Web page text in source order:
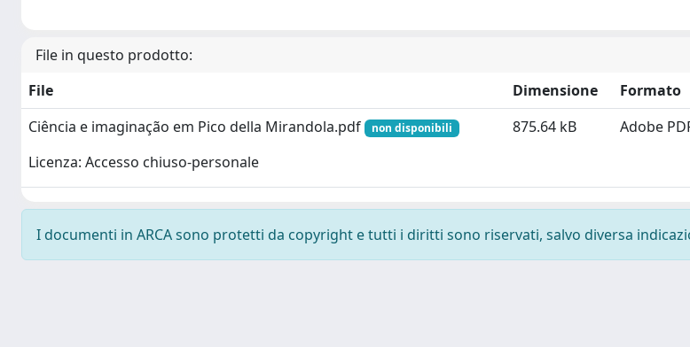
File in questo prodotto:
File
Dimensione
Formato
Ciência e imaginação em Pico della Mirandola.pdf
non disponibili
Licenza: Accesso chiuso-personale
875.64 kB Adobe
I documenti in ARCA sono protetti da copyright e tutti i diritti sono riservati, salvo diversa